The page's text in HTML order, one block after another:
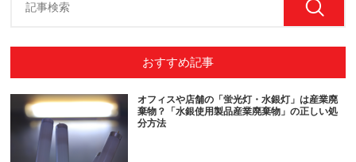
おすすめ記事
オフィスや店舗の「蛍光灯・水銀灯」は産業廃
棄物？「水銀使用製品産業廃棄物」の正しい処
分方法